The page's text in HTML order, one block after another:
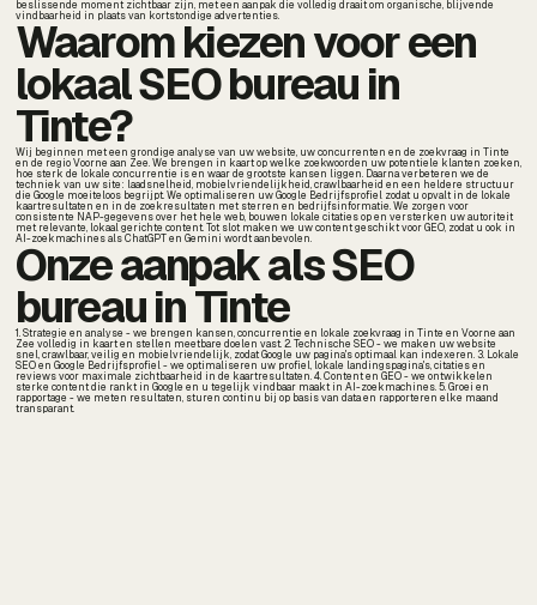
beslissende moment zichtbaar zijn, met een aanpak die volledig draait om organische, blijvende
vindbaarheid in plaats van kortstondige advertenties.
Waarom kiezen voor een
lokaal SEO bureau in
Tinte?
Wij beginnen met een grondige analyse van uw website, uw concurrenten en de zoekvraag in Tinte
en de regio Voorne aan Zee. We brengen in kaart op welke zoekwoorden uw potentiele klanten zoeken,
hoe sterk de lokale concurrentie is en waar de grootste kansen liggen. Daarna verbeteren we de
techniek van uw site: laadsnelheid, mobielvriendelijkheid, crawlbaarheid en een heldere structuur
die Google moeiteloos begrijpt. We optimaliseren uw Google Bedrijfsprofiel zodat u opvalt in de lokale
kaartresultaten en in de zoekresultaten met sterren en bedrijfsinformatie. We zorgen voor
consistente NAP-gegevens over het hele web, bouwen lokale citaties op en versterken uw autoriteit
met relevante, lokaal gerichte content. Tot slot maken we uw content geschikt voor GEO, zodat u ook in
AI-zoekmachines als ChatGPT en Gemini wordt aanbevolen.
Onze aanpak als SEO
bureau in Tinte
1. Strategie en analyse - we brengen kansen, concurrentie en lokale zoekvraag in Tinte en Voorne aan
Zee volledig in kaart en stellen meetbare doelen vast. 2. Technische SEO - we maken uw website
snel, crawlbaar, veilig en mobielvriendelijk, zodat Google uw pagina's optimaal kan indexeren. 3. Lokale
SEO en Google Bedrijfsprofiel - we optimaliseren uw profiel, lokale landingspagina's, citaties en
reviews voor maximale zichtbaarheid in de kaartresultaten. 4. Content en GEO - we ontwikkelen
sterke content die rankt in Google en u tegelijk vindbaar maakt in AI-zoekmachines. 5. Groei en
rapportage - we meten resultaten, sturen continu bij op basis van data en rapporteren elke maand
transparant.